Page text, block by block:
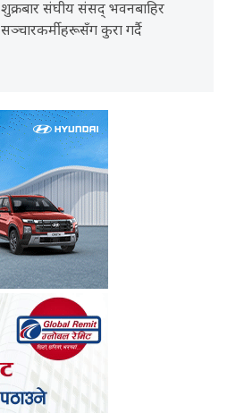
शुक्रबार संघीय संसद् भवनबाहिर
सञ्चारकर्मीहरूसँग कुरा गर्दै